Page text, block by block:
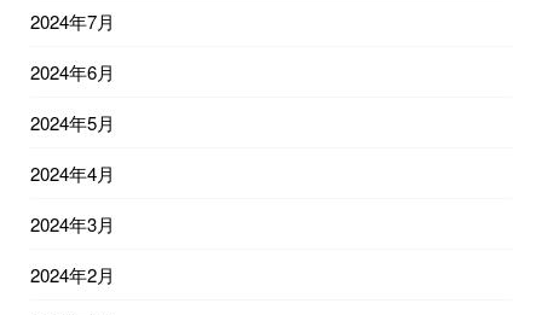
2024年7月
2024年6月
2024年5月
2024年4月
2024年3月
2024年2月